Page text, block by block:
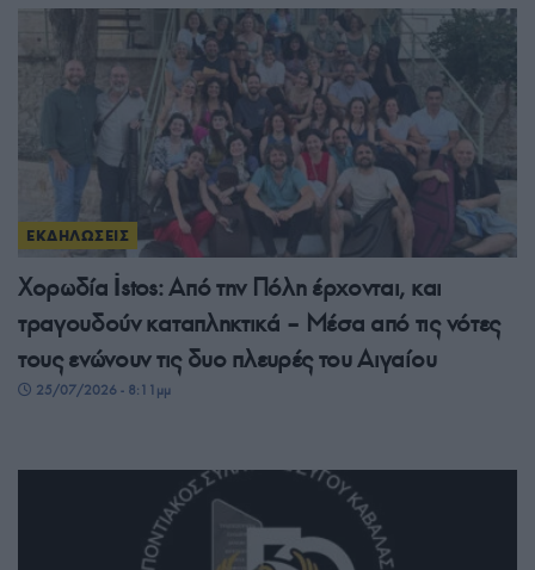
ΕΚΔΗΛΩΣΕΙΣ
Χορωδία İstos: Από την Πόλη έρχονται, και
τραγουδούν καταπληκτικά – Μέσα από τις νότες
τους ενώνουν τις δυο πλευρές του Αιγαίου
25/07/2026 - 8:11μμ